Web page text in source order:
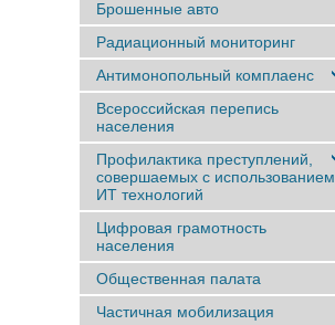
Брошенные авто
Радиационный мониторинг
Антимонопольный комплаенс
Всероссийская перепись
населения
Профилактика преступлений,
совершаемых с использованием
ИТ технологий
Цифровая грамотность
населения
Общественная палата
Частичная мобилизация